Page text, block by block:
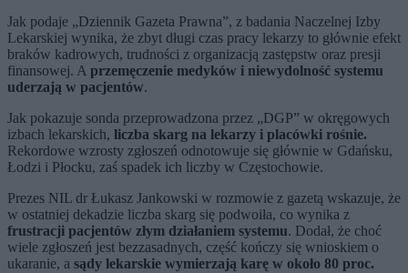
Jak podaje „Dziennik Gazeta Prawna”, z badania Naczelnej Izby
Lekarskiej wynika, że zbyt długi czas pracy lekarzy to głównie efekt
braków kadrowych, trudności z organizacją zastępstw oraz presji
finansowej. A przemęczenie medyków i niewydolność systemu
uderzają w pacjentów.
Jak pokazuje sonda przeprowadzona przez „DGP” w okręgowych
izbach lekarskich, liczba skarg na lekarzy i placówki rośnie.
Rekordowe wzrosty zgłoszeń odnotowuje się głównie w Gdańsku,
Łodzi i Płocku, zaś spadek ich liczby w Częstochowie.
Prezes NIL dr Łukasz Jankowski w rozmowie z gazetą wskazuje, że
w ostatniej dekadzie liczba skarg się podwoiła, co wynika z
frustracji pacjentów złym działaniem systemu. Dodał, że choć
wiele zgłoszeń jest bezzasadnych, część kończy się wnioskiem o
ukaranie, a sądy lekarskie wymierzają karę w około 80 proc.